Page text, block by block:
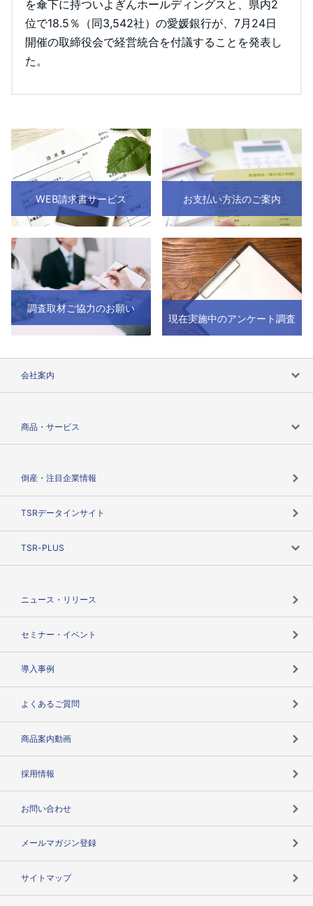
を傘下に持ついよぎんホールディングスと、県内2
位で18.5％（同3,542社）の愛媛銀行が、7月24日
開催の取締役会で経営統合を付議することを発表し
た。
WEB請求書サービス お支払い方法のご案内
調査取材ご協力のお願い
現在実施中のアンケート調査
会社案内
商品・サービス
倒産・注目企業情報
TSRデータインサイト
TSR-PLUS
ニュース・リリース
セミナー・イベント
導入事例
よくあるご質問
商品案内動画
採用情報
お問い合わせ
メールマガジン登録
サイトマップ